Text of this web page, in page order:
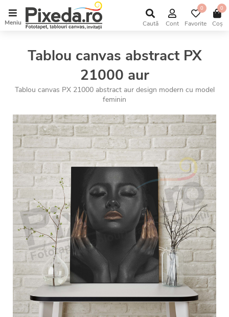
Meniu Caută Cont Favorite
0
Coș
0
Tablou canvas abstract PX
21000 aur
Tablou canvas PX 21000 abstract aur design modern cu model
feminin